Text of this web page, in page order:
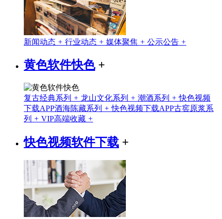
新闻动态 + 行业动态 + 媒体聚焦 + 公示公告 +
黄色软件快色+
复古经典系列 + 龙山文化系列 + 潮酒系列 +快色视频
下载APP酒海陈藏系列 +快色视频下载APP古窖原浆系
列 + VIP高端收藏 +
快色视频软件下载 +